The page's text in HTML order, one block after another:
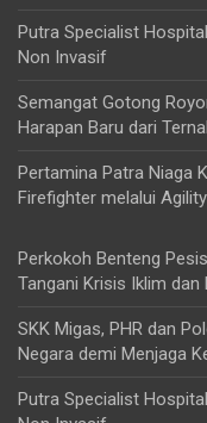
Putra Specialist
Non Invasif
Semangat Gotong
Harapan Baru dari
Pertamina Patra Niaga
Firefighter melalui
Perkokoh Benteng
Tangani Krisis Iklim dan
SKK Migas, PHR dan
Negara demi Menjaga
Putra Specialist